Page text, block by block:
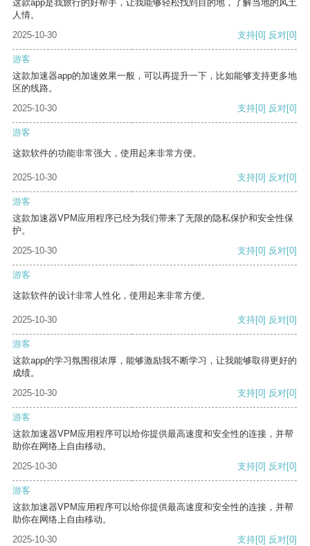
这款app是我旅行的好帮手，让我能够轻松找到目的地，了解当地的风土
人情。
2025-10-30
支持[0] 反对[0]
游客
这款加速器app的加速效果一般，可以再提升一下，比如能够支持更多地
区的线路。
2025-10-30
支持[0] 反对[0]
游客
这款软件的功能非常强大，使用起来非常方便。
2025-10-30 支持[0] 反对[0]
游客
这款加速器VPM应用程序已经为我们带来了无限的隐私保护和安全性保
护。
2025-10-30
支持[0] 反对[0]
游客
这款软件的设计非常人性化，使用起来非常方便。
2025-10-30 支持[0] 反对[0]
游客
这款app的学习氛围很浓厚，能够激励我不断学习，让我能够取得更好的
成绩。
2025-10-30
支持[0] 反对[0]
游客
这款加速器VPM应用程序可以给你提供最高速度和安全性的连接，并帮
助你在网络上自由移动。
2025-10-30
支持[0] 反对[0]
游客
这款加速器VPM应用程序可以给你提供最高速度和安全性的连接，并帮
助你在网络上自由移动。
2025-10-30
支持[0] 反对[0]